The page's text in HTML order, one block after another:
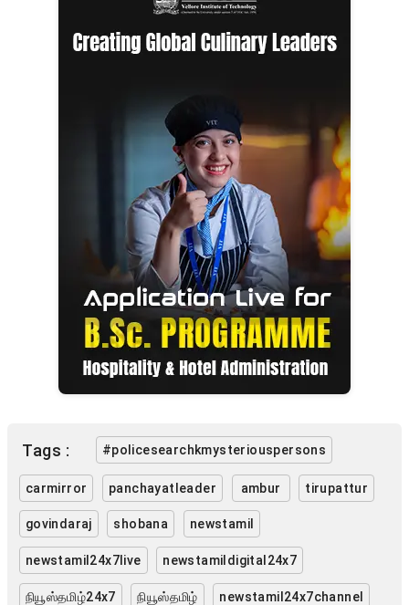
Tags : #policesearchkmysteriouspersons
carmirror panchayatleader ambur tirupattur
govindaraj shobana newstamil
newstamil24x7live newstamildigital24x7
நியூஸ்தமிழ்24x7 நியூஸ்தமிழ் newstamil24x7channel